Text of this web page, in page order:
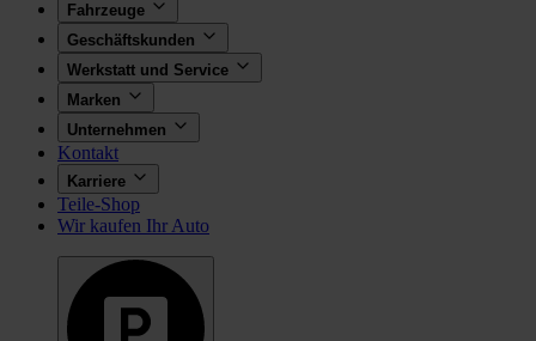
Fahrzeuge
Geschäftskunden
Werkstatt und Service
Marken
Unternehmen
Kontakt
Karriere
Teile-Shop
Wir kaufen Ihr Auto